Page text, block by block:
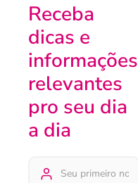
Receba
dicas e
informações
relevantes
pro seu dia
a dia